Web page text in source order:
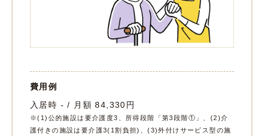
費用例
入居時 - / 月額 84,330円
※(1)公的施設は要介護度3、所得段階「第3段階①」、(2)介
護付きの施設は要介護3(1割負担)、(3)外付けサービス型の施